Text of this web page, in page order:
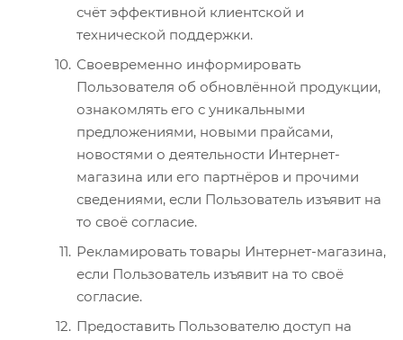
счёт эффективной клиентской и
технической поддержки.
Своевременно информировать
Пользователя об обновлённой продукции,
ознакомлять его с уникальными
предложениями, новыми прайсами,
новостями о деятельности Интернет-
магазина или его партнёров и прочими
сведениями, если Пользователь изъявит на
то своё согласие.
Рекламировать товары Интернет-магазина,
если Пользователь изъявит на то своё
согласие.
Предоставить Пользователю доступ на